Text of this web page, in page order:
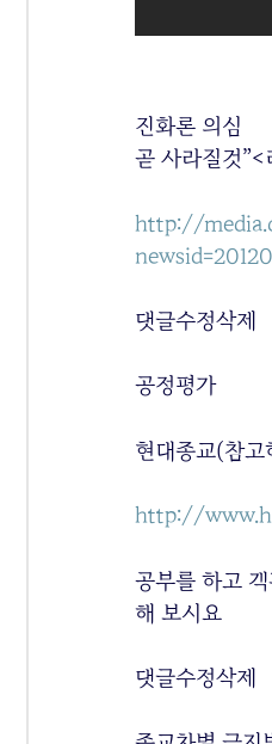
진화론 의심
곧 사라질것
http://
댓글수정삭제
공정평가
현대종교(참고
http://
공부를 하고
해 보시요
댓글수정삭제